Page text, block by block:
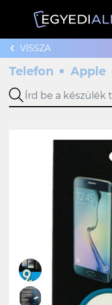
VISSZA
Telefon Apple